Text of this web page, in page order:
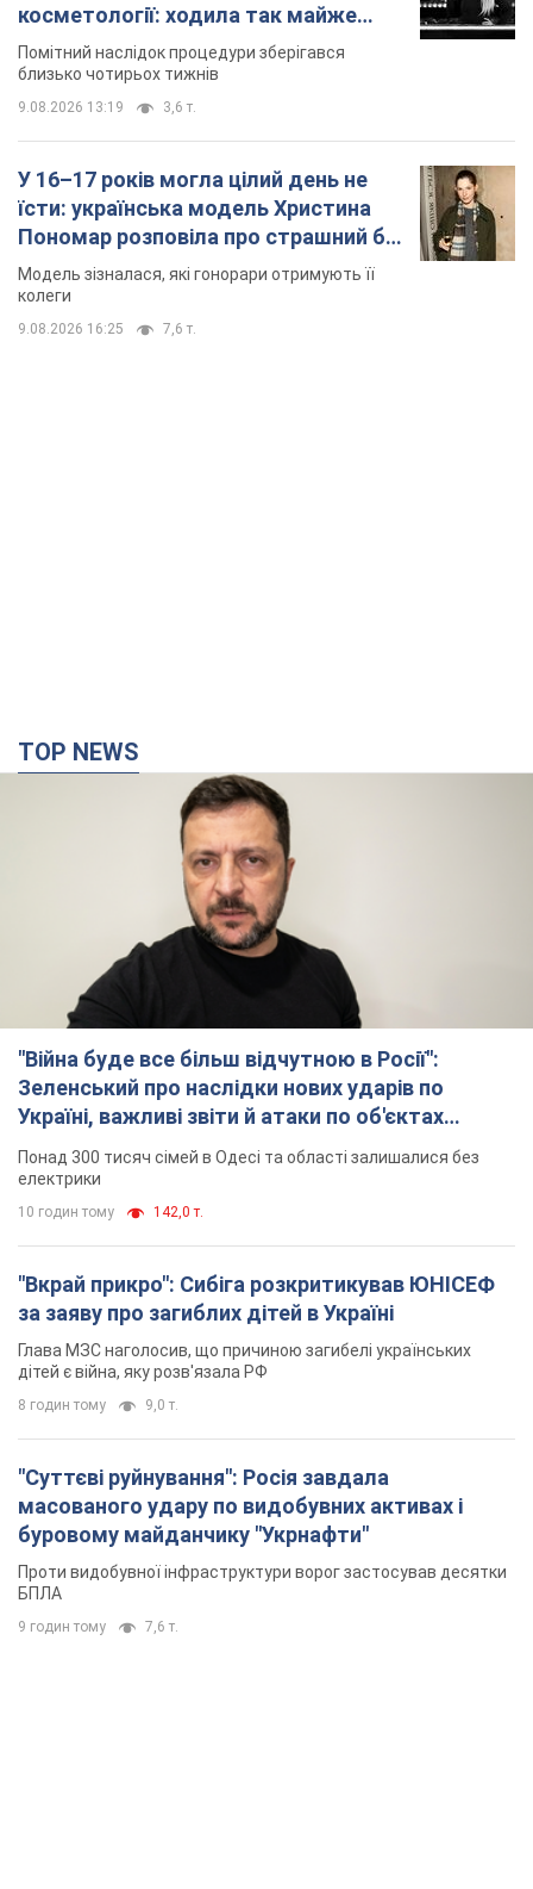
косметології: ходила так майже
місяць
Помітний наслідок процедури зберігався
близько чотирьох тижнів
9.08.2026 13:19 3,6 т.
У 16–17 років могла цілий день не
їсти: українська модель Христина
Пономар розповіла про страшний бік
модельної кар’єри
Модель зізналася, які гонорари отримують її
колеги
9.08.2026 16:25 7,6 т.
TOP NEWS
"Війна буде все більш відчутною в Росії":
Зеленський про наслідки нових ударів по
Україні, важливі звіти й атаки по об'єктах
ворога. Відео
Понад 300 тисяч сімей в Одесі та області залишалися без
електрики
10 годин тому 142,0 т.
"Вкрай прикро": Сибіга розкритикував ЮНІСЕФ
за заяву про загиблих дітей в Україні
Глава МЗС наголосив, що причиною загибелі українських
дітей є війна, яку розв'язала РФ
8 годин тому 9,0 т.
"Суттєві руйнування": Росія завдала
масованого удару по видобувних активах і
буровому майданчику "Укрнафти"
Проти видобувної інфраструктури ворог застосував десятки
БПЛА
9 годин тому 7,6 т.